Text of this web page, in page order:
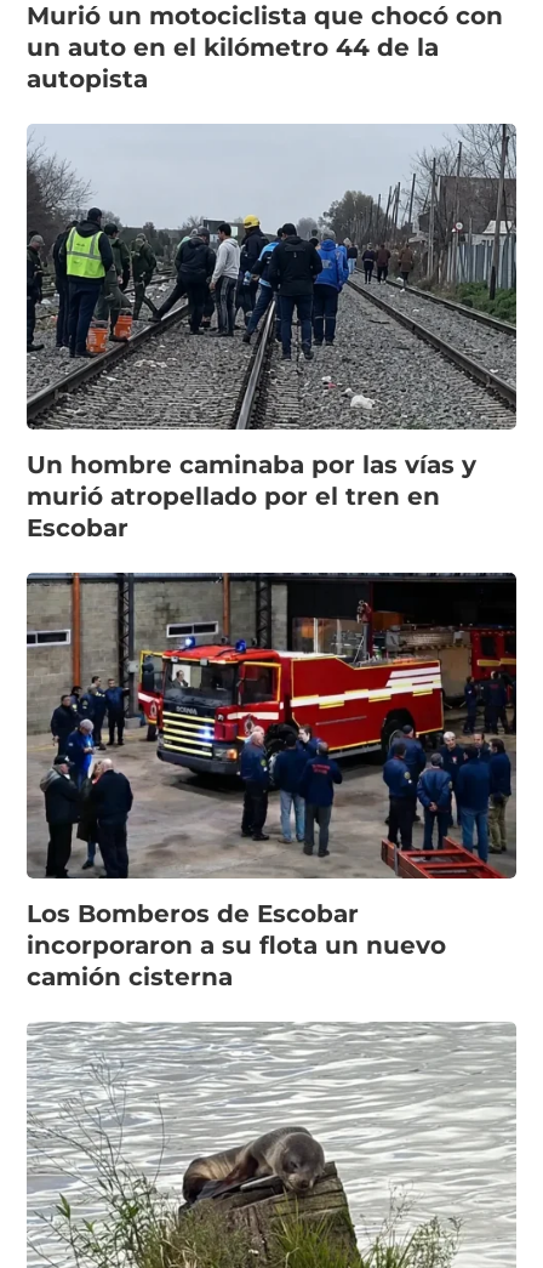
Murió un motociclista que chocó con
un auto en el kilómetro 44 de la
autopista
Un hombre caminaba por las vías y
murió atropellado por el tren en
Escobar
Los Bomberos de Escobar
incorporaron a su flota un nuevo
camión cisterna